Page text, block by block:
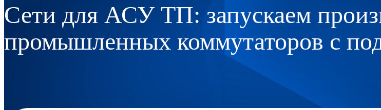
Сети для АСУ ТП: запускаем
промышленных коммутаторов с